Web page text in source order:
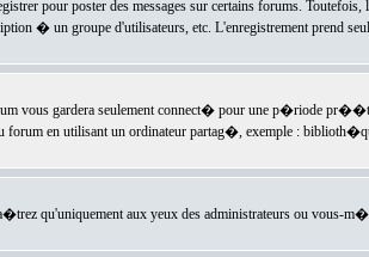
pour poster des messages sur certains forums.
� un groupe d'utilisateurs, etc. L'enregistrement prend
vous gardera seulement connect� pour une p�riode
forum en utilisant un ordinateur partag�, exemple :
qu'uniquement aux yeux des administrateurs ou vous-